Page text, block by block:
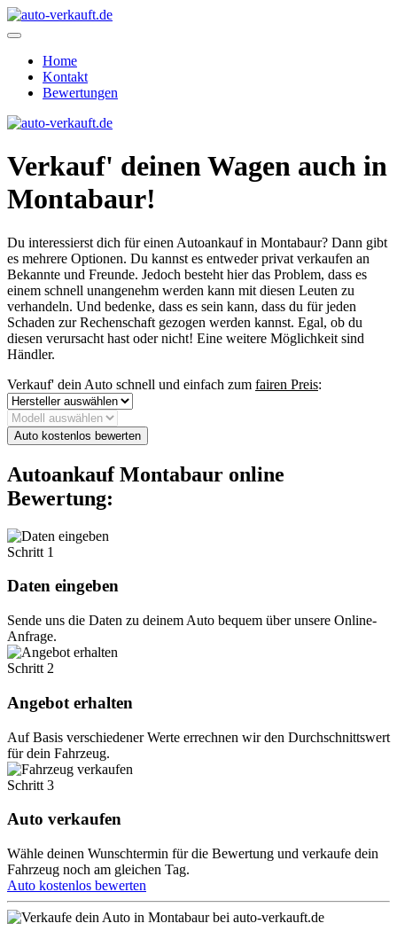
Home
Kontakt
Bewertungen
Verkauf' deinen Wagen auch in
Montabaur!
Du interessierst dich für einen Autoankauf in Montabaur? Dann gibt
es mehrere Optionen. Du kannst es entweder privat verkaufen an
Bekannte und Freunde. Jedoch besteht hier das Problem, dass es
einem schnell unangenehm werden kann mit diesen Leuten zu
verhandeln. Und bedenke, dass es sein kann, dass du für jeden
Schaden zur Rechenschaft gezogen werden kannst. Egal, ob du
diesen verursacht hast oder nicht! Eine weitere Möglichkeit sind
Händler.
Verkauf' dein Auto schnell und einfach zum fairen Preis:
Auto kostenlos bewerten
Autoankauf Montabaur online
Bewertung:
Schritt 1
Daten eingeben
Sende uns die Daten zu deinem Auto bequem über unsere Online-
Anfrage.
Schritt 2
Angebot erhalten
Auf Basis verschiedener Werte errechnen wir den Durchschnittswert
für dein Fahrzeug.
Schritt 3
Auto verkaufen
Wähle deinen Wunschtermin für die Bewertung und verkaufe dein
Fahrzeug noch am gleichen Tag.
Auto kostenlos bewerten